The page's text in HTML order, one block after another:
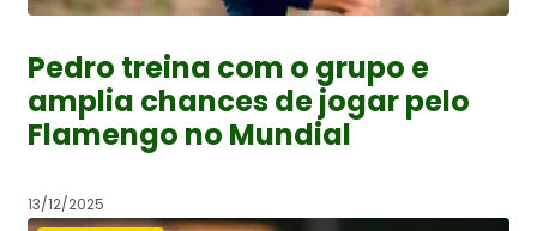
Pedro treina com o grupo e
amplia chances de jogar pelo
Flamengo no Mundial
13/12/2025